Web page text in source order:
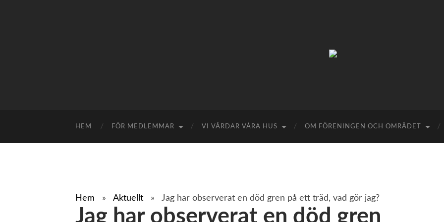
HEM FÖR MEDLEMMAR VI VÅRDAR VÅRA HUS OM FÖRENINGEN OCH OMRÅDET
Hem » Aktuellt » Jag har observerat en död gren på ett träd, vad gör jag?
Jag har observerat en död gren